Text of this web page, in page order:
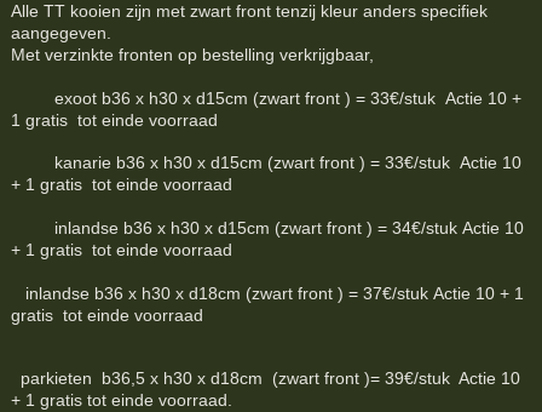
Alle TT kooien zijn met zwart front tenzij kleur anders specifiek
aangegeven.
Met verzinkte fronten op bestelling verkrijgbaar,
exoot b36 x h30 x d15cm (zwart front ) = 33€/stuk Actie 10 +
1 gratis tot einde voorraad
kanarie b36 x h30 x d15cm (zwart front ) = 33€/stuk Actie 10
+ 1 gratis tot einde voorraad
inlandse b36 x h30 x d15cm (zwart front ) = 34€/stuk Actie 10
+ 1 gratis tot einde voorraad
inlandse b36 x h30 x d18cm (zwart front ) = 37€/stuk Actie 10 + 1
gratis tot einde voorraad
parkieten b36,5 x h30 x d18cm (zwart front )= 39€/stuk Actie 10
+ 1 gratis tot einde voorraad.